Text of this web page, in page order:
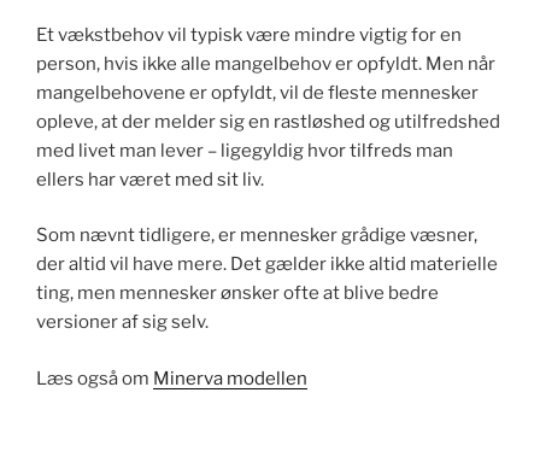
Et vækstbehov vil typisk være mindre vigtig for en
person, hvis ikke alle mangelbehov er opfyldt. Men når
mangelbehovene er opfyldt, vil de fleste mennesker
opleve, at der melder sig en rastløshed og utilfredshed
med livet man lever – ligegyldig hvor tilfreds man
ellers har været med sit liv.
Som nævnt tidligere, er mennesker grådige væsner,
der altid vil have mere. Det gælder ikke altid materielle
ting, men mennesker ønsker ofte at blive bedre
versioner af sig selv.
Læs også om Minerva modellen